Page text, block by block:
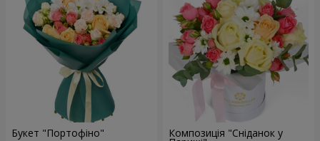
Букет "Портофіно" Композиція "Сніданок у